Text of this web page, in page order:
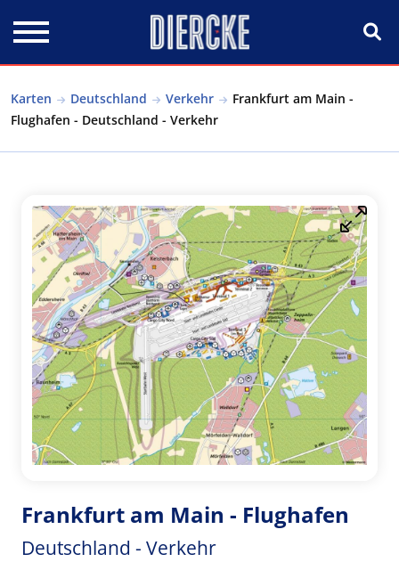
Karten Deutschland Verkehr
Frankfurt am Main -
Flughafen - Deutschland - Verkehr
Frankfurt am Main - Flughafen
Deutschland - Verkehr